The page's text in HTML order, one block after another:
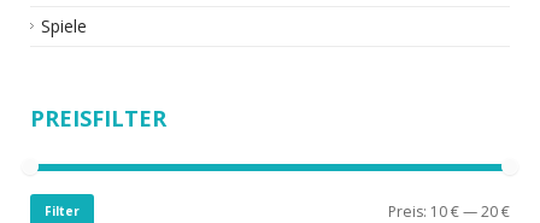
Spiele
PREISFILTER
Filter Preis: 10 €—20 €